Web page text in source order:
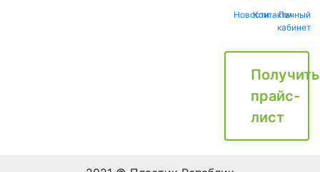
НовостиКонтактыЛичный
кабинет
Получить
прайс-
лист